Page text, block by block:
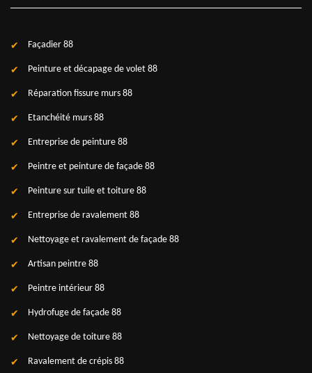
Façadier 88
Peinture et décapage de volet 88
Réparation fissure murs 88
Etanchéité murs 88
Entreprise de peinture 88
Peintre et peinture de façade 88
Peinture sur tuile et toiture 88
Entreprise de ravalement 88
Nettoyage et ravalement de façade 88
Artisan peintre 88
Peintre intérieur 88
Hydrofuge de façade 88
Nettoyage de toiture 88
Ravalement de crépis 88